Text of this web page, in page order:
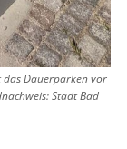
das Dauerparken vor
Stadt Bad